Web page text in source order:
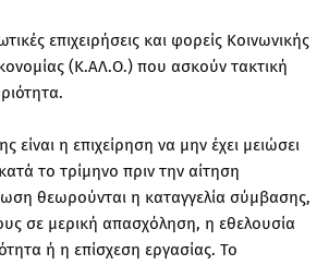
επιχειρήσεις και φορείς Κοινωνικής
(Κ.ΑΛ.Ο.) που ασκούν τακτική
είναι η επιχείρηση να μην έχει μειώσει
το τρίμηνο πριν την αίτηση
θεωρούνται η καταγγελία σύμβασης,
σε μερική απασχόληση, η εθελουσία
ή η επίσχεση εργασίας. Το